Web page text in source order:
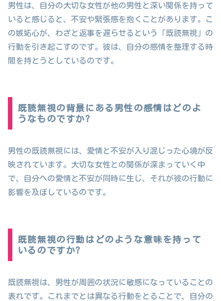
男性は、自分の大切な女性が他の男性と深い関係を持って
いると感じると、不安や緊張感を抱くことがあります。こ
の嫉妬心が、わざと返事を遅らせるという「既読無視」の
行動を引き起こすのです。彼は、自分の感情を整理する時
間を持とうとしているのです。
既読無視の背景にある男性の感情はどのよ
うなものですか?
男性の既読無視には、愛情と不安が入り混じった心境が反
映されています。大切な女性との関係が深まっていく中
で、自分への愛情と不安が同時に生じ、それが彼の行動に
影響を及ぼしているのです。
既読無視の行動はどのような意味を持って
いるのですか?
既読無視は、男性が周囲の状況に敏感になっていることの
表れです。これまでとは異なる行動をとることで、自分の